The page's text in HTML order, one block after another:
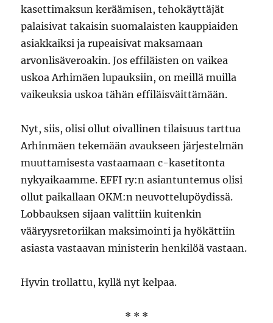
kasettimaksun keräämisen, tehokäyttäjät
palaisivat takaisin suomalaisten kauppiaiden
asiakkaiksi ja rupeaisivat maksamaan
arvonlisäveroakin. Jos effiläisten on vaikea
uskoa Arhimäen lupauksiin, on meillä muilla
vaikeuksia uskoa tähän effiläisväittämään.
Nyt, siis, olisi ollut oivallinen tilaisuus tarttua
Arhinmäen tekemään avaukseen järjestelmän
muuttamisesta vastaamaan c-kasetitonta
nykyaikaamme. EFFI ry:n asiantuntemus olisi
ollut paikallaan OKM:n neuvottelupöydissä.
Lobbauksen sijaan valittiin kuitenkin
vääryysretoriikan maksimointi ja hyökättiin
asiasta vastaavan ministerin henkilöä vastaan.
Hyvin trollattu, kyllä nyt kelpaa.
* * *